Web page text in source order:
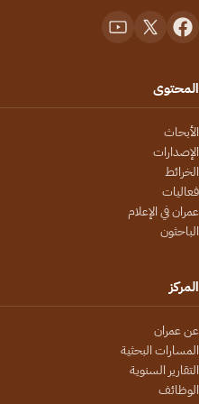
المحتوى
الأبحاث
الإصدارات
الخرائط
فعاليات
عمران في الإعلام
الباحثون
المركز
عن عمران
المسارات البحثية
التقارير السنوية
الوظائف